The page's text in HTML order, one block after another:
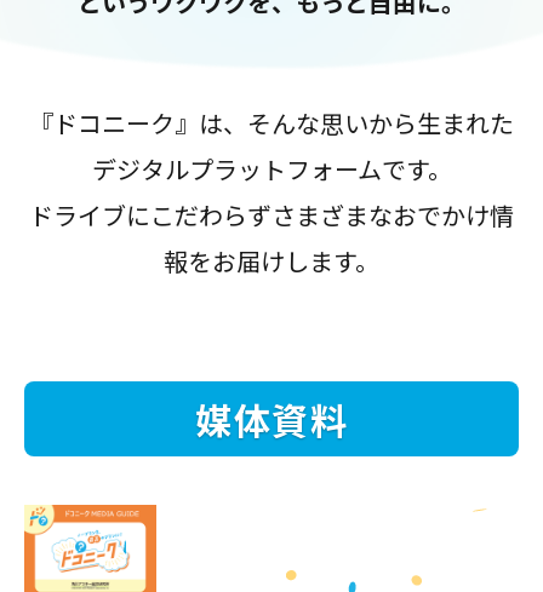
『ドコニーク』は、そんな思いから生まれた
デジタルプラットフォームです。
ドライブにこだわらずさまざまなおでかけ情
報をお届けします。
媒体資料